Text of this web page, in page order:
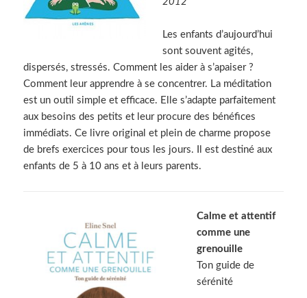
Les enfants d’aujourd’hui
sont souvent agités,
dispersés, stressés. Comment les aider à s’apaiser ?
Comment leur apprendre à se concentrer. La méditation
est un outil simple et efficace. Elle s’adapte parfaitement
aux besoins des petits et leur procure des bénéfices
immédiats. Ce livre original et plein de charme propose
de brefs exercices pour tous les jours. Il est destiné aux
enfants de 5 à 10 ans et à leurs parents.
Calme et attentif
comme une
grenouille
Ton guide de
sérénité